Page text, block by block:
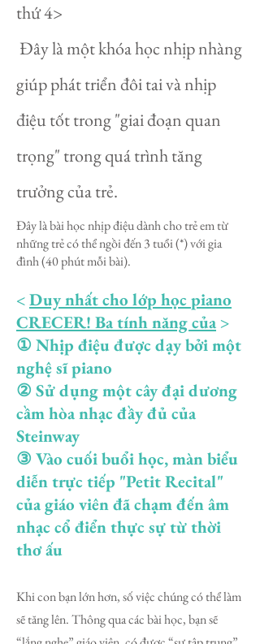
thứ 4>
​ Đây là một khóa học nhịp nhàng
giúp phát triển đôi tai và nhịp
điệu tốt trong "giai đoạn quan
trọng" trong quá trình tăng
trưởng của trẻ.
Đây là bài học nhịp điệu dành cho trẻ em từ
những trẻ có thể ngồi đến 3 tuổi (*) với gia
đình (40 phút mỗi bài).
<Duy nhất cho lớp học piano
CRECER! Ba tính năng của >
① Nhịp điệu được dạy bởi một
nghệ sĩ piano
② Sử dụng một cây đại dương
cầm hòa nhạc đầy đủ của
Steinway
③ Vào cuối buổi học, màn biểu
diễn trực tiếp "Petit Recital"
của giáo viên đã chạm đến âm
nhạc cổ điển thực sự từ thời
thơ ấu
Khi con bạn lớn hơn, số việc chúng có thể làm
sẽ tăng lên. Thông qua các bài học, bạn sẽ